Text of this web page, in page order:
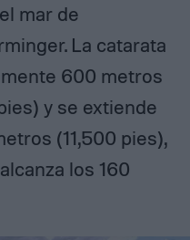
mar de
La catarata
600 metros
y se extiende
(11,500 pies),
los 160